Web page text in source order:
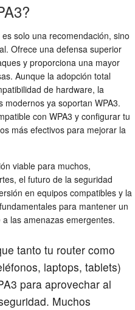
es solo una recomendación, sino
Ofrece una defensa superior
y proporciona una mayor
Aunque la adopción total
de hardware, la
ya soportan WPA3.
con WPA3 y configurar tu
más efectivos para mejorar la
viable para muchos,
el futuro de la seguridad
en equipos compatibles y la
para mantener un
las amenazas emergentes.
tanto tu router como
laptops, tablets)
para aprovechar al
Muchos